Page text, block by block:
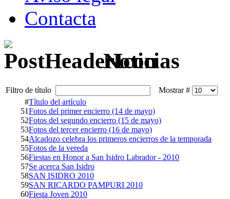
Contacta
Noticias
Filtro de título
Mostrar #
#Título del artículo
51Fotos del primer encierro (14 de mayo)
52Fotos del segundo encierro (15 de mayo)
53Fotos del tercer encierro (16 de mayo)
54Alcadozo celebra los primeros encierros de la temporada
55Fotos de la vereda
56Fiestas en Honor a San Isidro Labrador - 2010
57Se acerca San Isidro
58SAN ISIDRO 2010
59SAN RICARDO PAMPURI 2010
60Fiesta Joven 2010